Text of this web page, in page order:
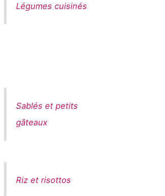
Légumes cuisinés
Sablés et petits
gâteaux
Riz et risottos